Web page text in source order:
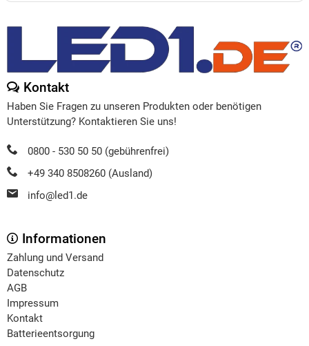
Kontakt
Haben Sie Fragen zu unseren Produkten oder benötigen
Unterstützung? Kontaktieren Sie uns!
0800 - 530 50 50 (gebührenfrei)
+49 340 8508260 (Ausland)
info@led1.de
Informationen
Zahlung und Versand
Datenschutz
AGB
Impressum
Kontakt
Batterieentsorgung